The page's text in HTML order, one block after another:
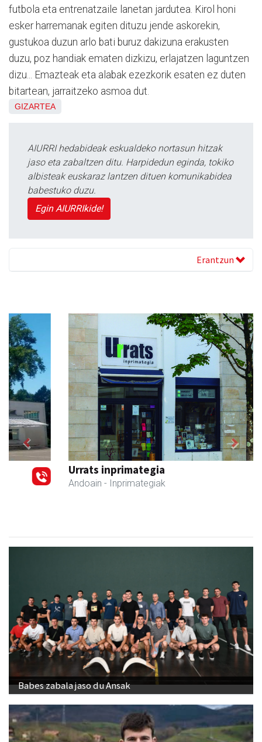
futbola eta entrenatzaile lanetan jardutea. Kirol honi
esker harremanak egiten dituzu jende askorekin,
gustukoa duzun arlo bati buruz dakizuna erakusten
duzu, poz handiak ematen dizkizu, erlajatzen laguntzen
dizu... Emazteak eta alabak ezezkorik esaten ez duten
bitartean, jarraitzeko asmoa dut.
GIZARTEA
AIURRI hedabideak eskualdeko nortasun hitzak
jaso eta zabaltzen ditu. Harpidedun eginda, tokiko
albisteak euskaraz lantzen dituen komunikabidea
babestuko duzu.
Egin AIURRIkide!
Erantzun
Urrats inprimategia
Andoain - Inprimategiak
Previous Next
Babes zabala jaso du Ansak